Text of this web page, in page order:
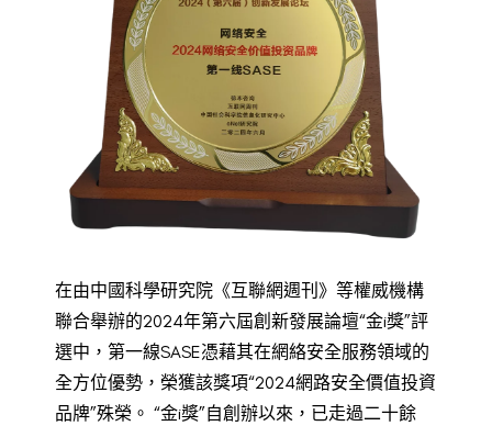
在由中國科學研究院《互聯網週刊》等權威機構
聯合舉辦的2024年第六屆創新發展論壇“金i獎”評
選中，第一線SASE憑藉其在網絡安全服務領域的
全方位優勢，榮獲該獎項“2024網路安全價值投資
品牌”殊榮。 “金i獎”自創辦以來，已走過二十餘